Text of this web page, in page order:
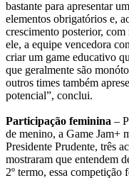
bastante para apresentar
elementos obrigatórios e,
crescimento posterior,
ele, a equipe vencedora
criar um game educativo
que geralmente são
outros times também
potencial”, conclui.
Participação feminina –
de menino, a Game Jam+
Presidente Prudente, três
mostraram que entendem
2º termo, essa